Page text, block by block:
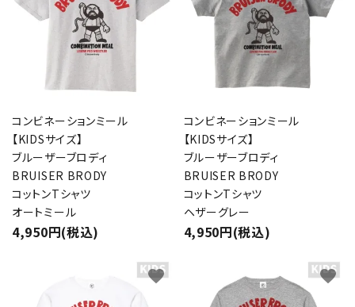
コンビネーションミール
【KIDSサイズ】
ブルーザーブロディ
BRUISER BRODY
コットンTシャツ
オートミール
4,950円(税込)
コンビネーションミール
【KIDSサイズ】
ブルーザーブロディ
BRUISER BRODY
コットンTシャツ
ヘザーグレー
4,950円(税込)
favorite favorite